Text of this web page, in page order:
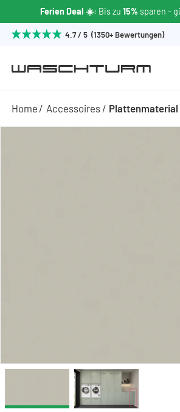
Ferien Deal ☀️: Bis zu 15% sparen -
4.7 / 5 (1350+ Bewertungen)
Home Accessoires Plattenmaterial